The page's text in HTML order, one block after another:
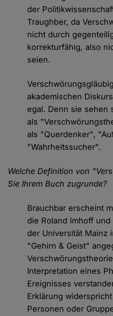
der
Traughber, da
nicht durch
korrekturfähig, also
seien.
akademischen
egal. Denn sie sehen
als
als "Querdenker",
"Wahrheitssucher".
Welche Definition von
Sie Ihrem Buch zugrunde?
Brauchbar erscheint
die Roland Imhoff
der Universität Mainz
"Gehirn & Geist"
Interpretation eines
Ereignisses
Erklärung
Personen oder